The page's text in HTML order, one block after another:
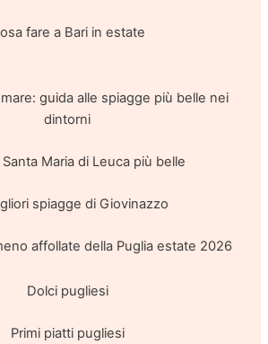
fare a Bari in estate
guida alle spiagge più belle nei
dintorni
Maria di Leuca più belle
spiagge di Giovinazzo
affollate della Puglia estate 2026
Dolci pugliesi
Primi piatti pugliesi